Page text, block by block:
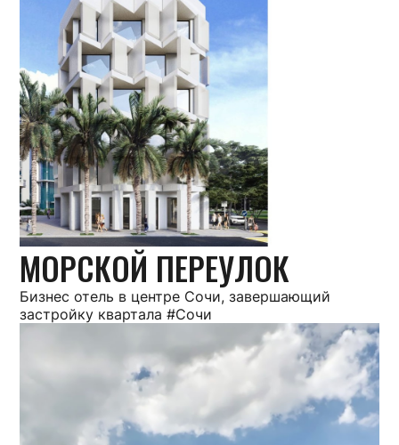
МОРСКОЙ ПЕРЕУЛОК
Бизнес отель в центре Сочи, завершающий
застройку квартала #Сочи